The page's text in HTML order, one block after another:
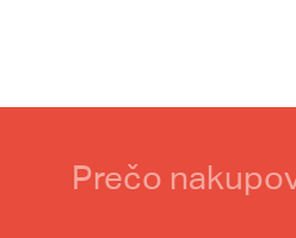
Prečo